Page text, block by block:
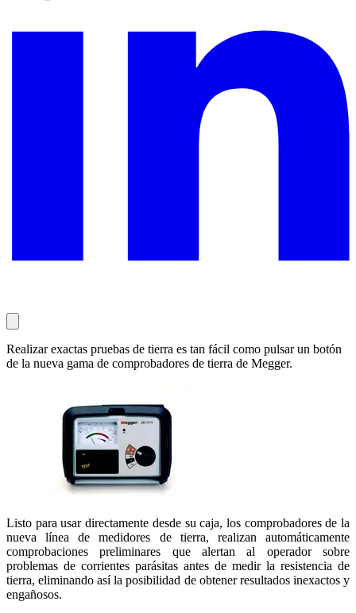
Realizar exactas pruebas de tierra es tan fácil como pulsar un botón
de la nueva gama de comprobadores de tierra de Megger.
Listo para usar directamente desde su caja, los comprobadores de la
nueva línea de medidores de tierra, realizan automáticamente
comprobaciones preliminares que alertan al operador sobre
problemas de corrientes parásitas antes de medir la resistencia de
tierra, eliminando así la posibilidad de obtener resultados inexactos y
engañosos.